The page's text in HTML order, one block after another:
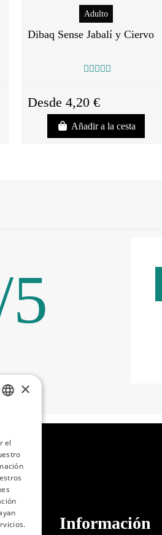
Adulto
Dibaq Sense Jabalí y Ciervo
Desde 4,20 €
Añadir a la cesta
5
Información
×
el